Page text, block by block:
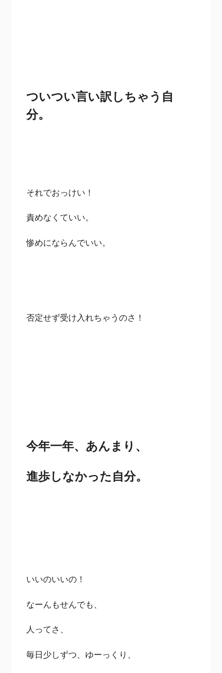
ついつい言い訳しちゃう自
分。
それでおっけい！
責めなくていい。
惨めにならんでいい。
否定せず受け入れちゃうのさ！
今年一年、あんまり、
進歩しなかった自分。
いいのいいの！
なーんもせんでも、
人ってさ、
毎日少しずつ、ゆーっくり、